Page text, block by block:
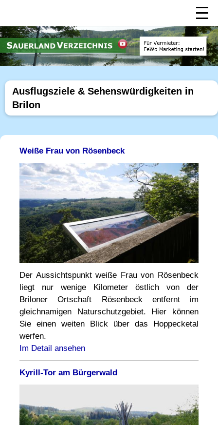
Ausflugsziele & Sehenswürdigkeiten in
Brilon
Weiße Frau von Rösenbeck
Der Aussichtspunkt weiße Frau von Rösenbeck
liegt nur wenige Kilometer östlich von der
Briloner Ortschaft Rösenbeck entfernt im
gleichnamigen Naturschutzgebiet. Hier können
Sie einen weiten Blick über das Hoppecketal
werfen.
Im Detail ansehen
Kyrill-Tor am Bürgerwald